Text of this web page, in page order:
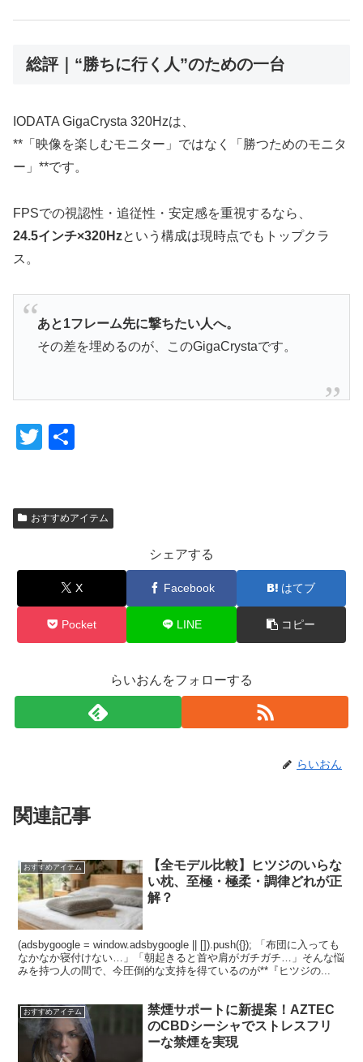
総評｜“勝ちに行く人”のための一台
IODATA GigaCrysta 320Hzは、
**「映像を楽しむモニター」ではなく「勝つためのモニタ
ー」**です。
FPSでの視認性・追従性・安定感を重視するなら、
24.5インチ×320Hzという構成は現時点でもトップクラ
ス。
あと1フレーム先に撃ちたい人へ。
その差を埋めるのが、このGigaCrystaです。
T
er
おすすめアイテム
シェアする
X Facebook はてブ
Pocket LINE コピー
らいおんをフォローする
らいおん
関連記事
おすすめアイテム
【全モデル比較】ヒツジのいらな
い枕、至極・極柔・調律どれが正
解？
(adsbygoogle = window.adsbygoogle || []).push({}); 「布団に入っても
なかなか寝付けない…」「朝起きると首や肩がガチガチ…」そんな悩
みを持つ人の間で、今圧倒的な支持を得ているのが**『ヒツジの...
おすすめアイテム
禁煙サポートに新提案！AZTEC
のCBDシーシャでストレスフリ
ーな禁煙を実現